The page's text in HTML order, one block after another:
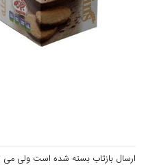
ارسال بازتاب بسته شده است ولی می